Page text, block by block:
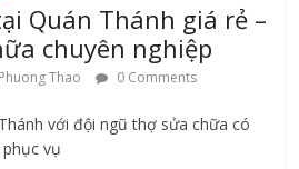
Quán Thánh giá rẻ –
chuyên nghiệp
Phuong Thao 0 Comments
với đội ngũ thợ sửa chữa có
vụ